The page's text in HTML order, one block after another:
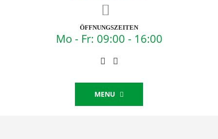
ÖFFNUNGSZEITEN
Mo - Fr: 09:00 - 16:00
MENU